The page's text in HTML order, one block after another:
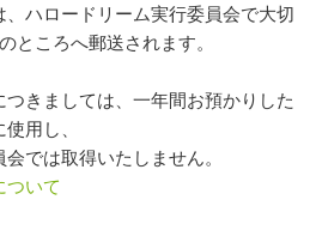
ハロードリーム実行委員会で大切
ところへ郵送されます。
きましては、一年間お預かりした
用し、
では取得いたしません。
ついて